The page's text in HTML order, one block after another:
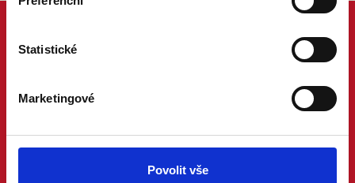
Statistické
Marketingové
Povolit vše